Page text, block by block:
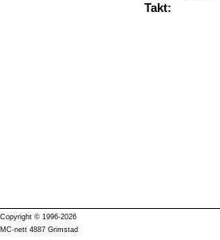
Takt:
Copyright © 1996-2026
MC-nett 4887 Grimstad